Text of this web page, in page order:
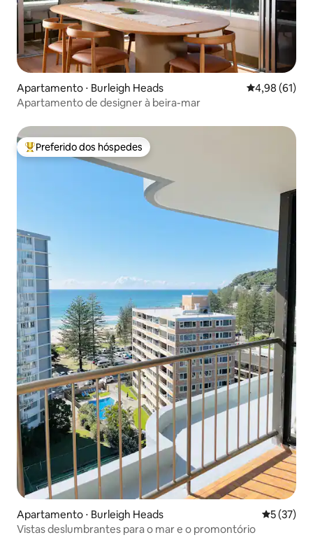
Apartamento ⋅ Burleigh Heads 4,98 de uma
4,98 (61)
Apartamento de designer à beira-mar
Entre os melhores preferidos dos hóspedes
Preferido dos hóspedes
Apartamento ⋅ Burleigh Heads 5 de uma
5 (37)
Vistas deslumbrantes para o mar e o promontório